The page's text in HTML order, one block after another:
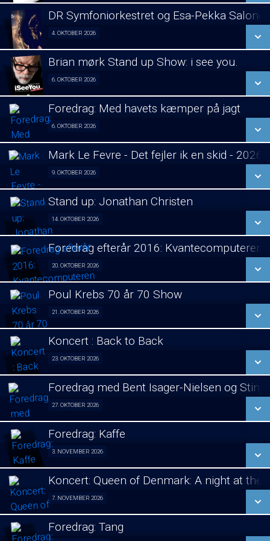
LÆS MERE
LÆS MERE
DR Symfoniorkestret og Esa-Pekka
4. OKTOBER 2026Koncert visning 04/10
LÆS MERE
Brian mørk Stand up Show: i see you.
6. OKTOBER 2026
LÆS MERE
Foredrag: Med havets kæmper på jagt
6. OKTOBER 2026Foredrag fra Århus 06/10
LÆS MERE
Mark Le Fevre - Det fejler ik en skid - 2026
9. OKTOBER 2026
LÆS MERE
Stand up: Jonathan Christen
14. OKTOBER 2026
LÆS MERE
Foredrag efterår 2016: Kvantecomputeren
20. OKTOBER 2026Foredrag fra Århus 20/10
LÆS MERE
Poul Krebs 70 år 70 Show
21. OKTOBER 2026
Poul Krebs 70 år - 70 Koncerter 21/10
LÆS MERE
Koncert : Back to Back
23. OKTOBER 2026
LÆS MERE
Foredrag med Bent Isager-Nielsen og
27. OKTOBER 2026Foredrag aften 27/10
LÆS MERE
Foredrag: Kaffe
3. NOVEMBER 2026Foredrag fra Århus 03/11
LÆS MERE
Koncert: Queen of Denmark: A night at the
7. NOVEMBER 2026
Foredrag: Tang